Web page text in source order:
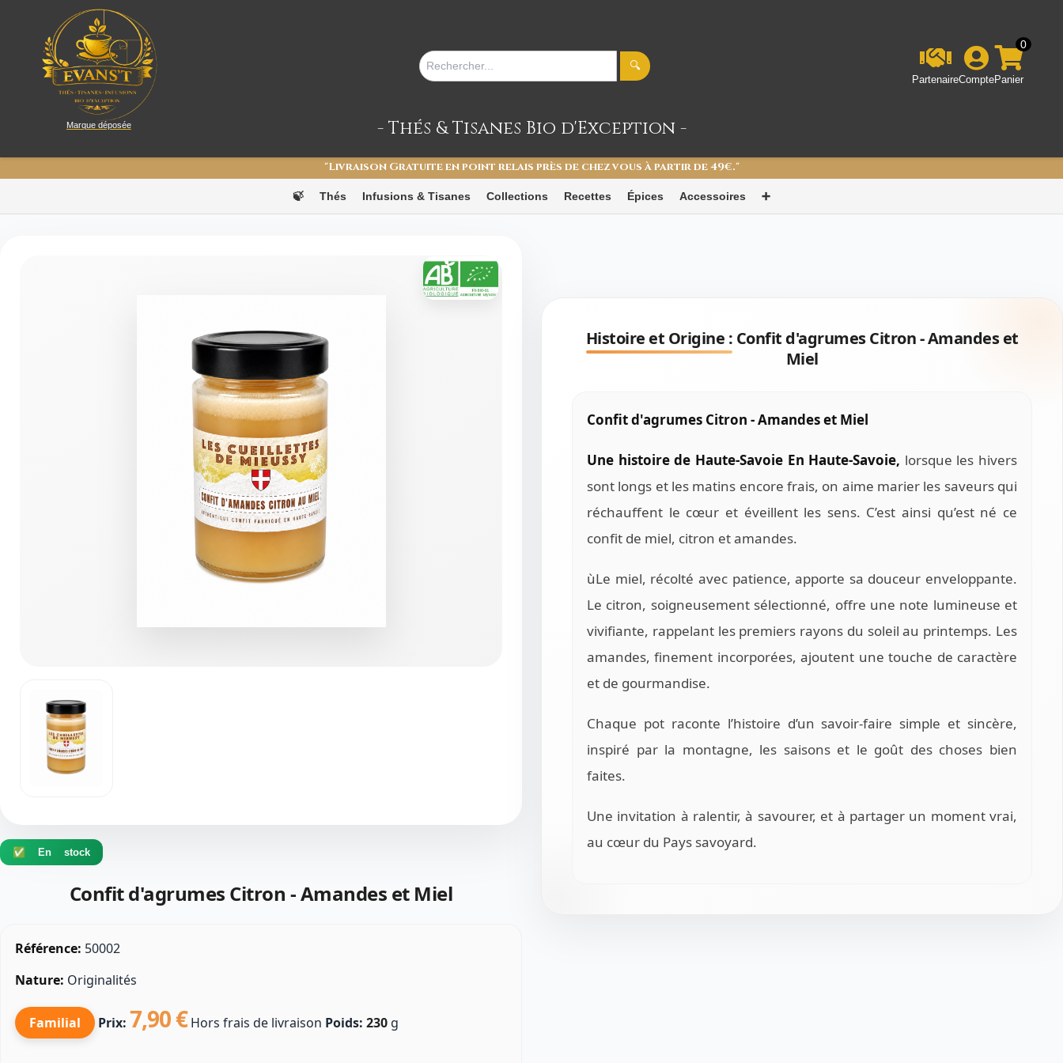
Marque déposée
🔍
PartenaireCompte
0
Panier
- Thés & Tisanes Bio d'Exception -
"Livraison Gratuite en point relais près de chez vous à partir de 49€."
🍃 Thés Infusions & Tisanes Collections Recettes Épices Accessoires ➕
✅ En stock
Confit d'agrumes Citron - Amandes et Miel
Référence: 50002
Nature: Originalités
Familial Prix: 7,90 € Hors frais de livraison Poids: 230 g
Histoire et Origine : Confit d'agrumes Citron - Amandes et
Miel
Confit d'agrumes Citron - Amandes et Miel
Une histoire de Haute-Savoie En Haute-Savoie, lorsque les hivers
sont longs et les matins encore frais, on aime marier les saveurs qui
réchauffent le cœur et éveillent les sens. C’est ainsi qu’est né ce
confit de miel, citron et amandes.
ùLe miel, récolté avec patience, apporte sa douceur enveloppante.
Le citron, soigneusement sélectionné, offre une note lumineuse et
vivifiante, rappelant les premiers rayons du soleil au printemps. Les
amandes, finement incorporées, ajoutent une touche de caractère
et de gourmandise.
Chaque pot raconte l’histoire d’un savoir-faire simple et sincère,
inspiré par la montagne, les saisons et le goût des choses bien
faites.
Une invitation à ralentir, à savourer, et à partager un moment vrai,
au cœur du Pays savoyard.